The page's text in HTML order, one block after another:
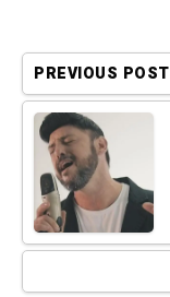
PREVIOUS POST